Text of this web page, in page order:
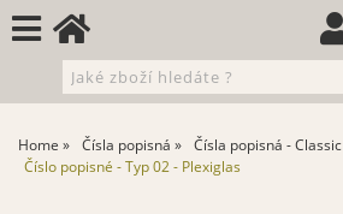
Home Čísla popisná
Čísla popisná - Classic
Číslo popisné - Typ 02 - Plexiglas